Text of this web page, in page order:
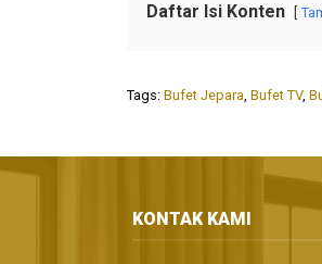
Daftar Isi Konten
Tags: Bufet Jepara, Bufet TV,
KONTAK KAMI